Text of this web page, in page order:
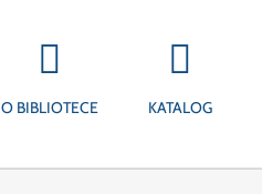
O BIBLIOTECE KATALOG